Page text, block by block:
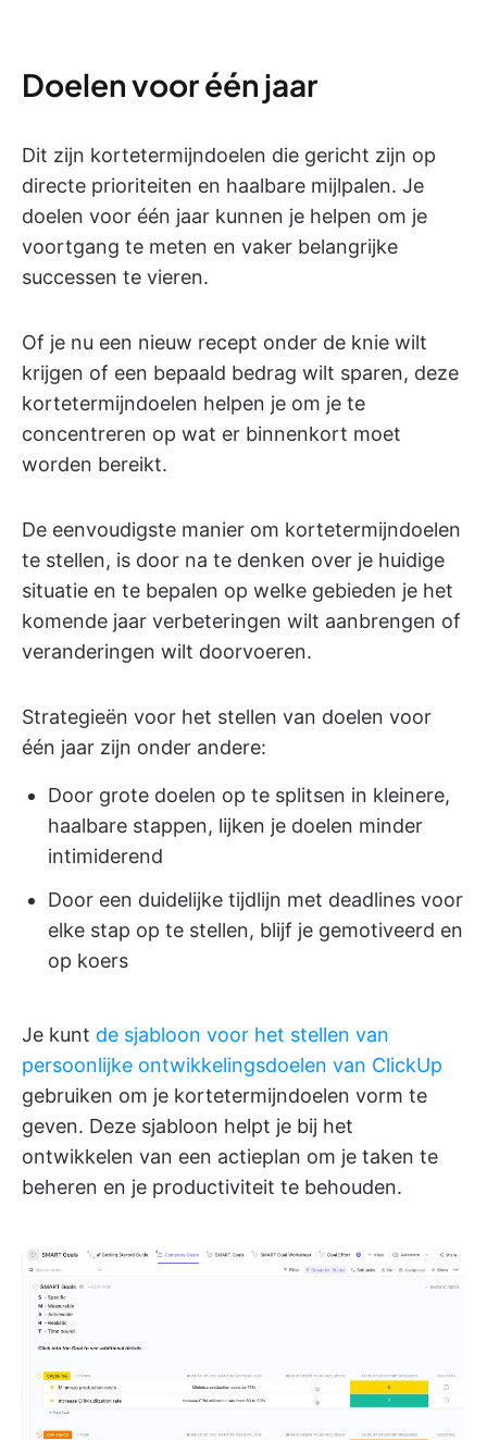
Doelen voor één jaar
Dit zijn kortetermijndoelen die gericht zijn op
directe prioriteiten en haalbare mijlpalen. Je
doelen voor één jaar kunnen je helpen om je
voortgang te meten en vaker belangrijke
successen te vieren.
Of je nu een nieuw recept onder de knie wilt
krijgen of een bepaald bedrag wilt sparen, deze
kortetermijndoelen helpen je om je te
concentreren op wat er binnenkort moet
worden bereikt.
De eenvoudigste manier om kortetermijndoelen
te stellen, is door na te denken over je huidige
situatie en te bepalen op welke gebieden je het
komende jaar verbeteringen wilt aanbrengen of
veranderingen wilt doorvoeren.
Strategieën voor het stellen van doelen voor
één jaar zijn onder andere:
Door grote doelen op te splitsen in kleinere,
haalbare stappen, lijken je doelen minder
intimiderend
Door een duidelijke tijdlijn met deadlines voor
elke stap op te stellen, blijf je gemotiveerd en
op koers
Je kunt de sjabloon voor het stellen van
persoonlijke ontwikkelingsdoelen van ClickUp
gebruiken om je kortetermijndoelen vorm te
geven. Deze sjabloon helpt je bij het
ontwikkelen van een actieplan om je taken te
beheren en je productiviteit te behouden.